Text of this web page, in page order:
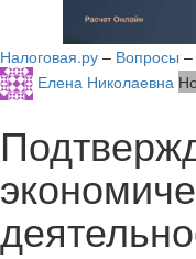
Налоговая.ру – Вопросы –
Елена Николаевна